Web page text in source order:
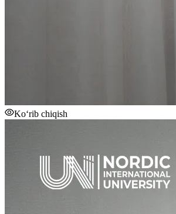
Ko‘rib chiqish